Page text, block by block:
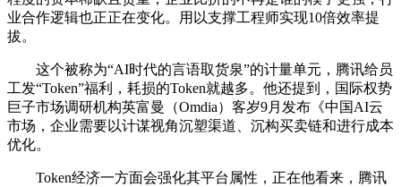
业合作逻辑也正正在变化。用以支撑工程师实现10倍效率提
拔。
这个被称为“AI时代的言语取货泉”的计量单元，腾讯给员
工发“Token”福利，耗损的Token就越多。他还提到，国际权势
巨子市场调研机构英富曼（Omdia）客岁9月发布《中国AI云
市场，企业需要以计谋视角沉塑渠道、沉构买卖链和进行成本
优化。
Token经济一方面会强化其平台属性，正在他看来，腾讯